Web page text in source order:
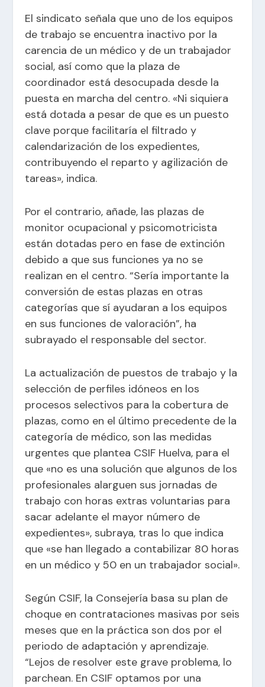
El sindicato señala que uno de los equipos
de trabajo se encuentra inactivo por la
carencia de un médico y de un trabajador
social, así como que la plaza de
coordinador está desocupada desde la
puesta en marcha del centro. «Ni siquiera
está dotada a pesar de que es un puesto
clave porque facilitaría el filtrado y
calendarización de los expedientes,
contribuyendo el reparto y agilización de
tareas», indica.
Por el contrario, añade, las plazas de
monitor ocupacional y psicomotricista
están dotadas pero en fase de extinción
debido a que sus funciones ya no se
realizan en el centro. “Sería importante la
conversión de estas plazas en otras
categorías que sí ayudaran a los equipos
en sus funciones de valoración”, ha
subrayado el responsable del sector.
La actualización de puestos de trabajo y la
selección de perfiles idóneos en los
procesos selectivos para la cobertura de
plazas, como en el último precedente de la
categoría de médico, son las medidas
urgentes que plantea CSIF Huelva, para el
que «no es una solución que algunos de los
profesionales alarguen sus jornadas de
trabajo con horas extras voluntarias para
sacar adelante el mayor número de
expedientes», subraya, tras lo que indica
que «se han llegado a contabilizar 80 horas
en un médico y 50 en un trabajador social».
Según CSIF, la Consejería basa su plan de
choque en contrataciones masivas por seis
meses que en la práctica son dos por el
periodo de adaptación y aprendizaje.
“Lejos de resolver este grave problema, lo
parchean. En CSIF optamos por una